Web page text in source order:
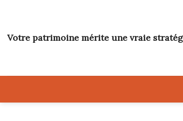
content
Votre patrimoine mérite une vraie